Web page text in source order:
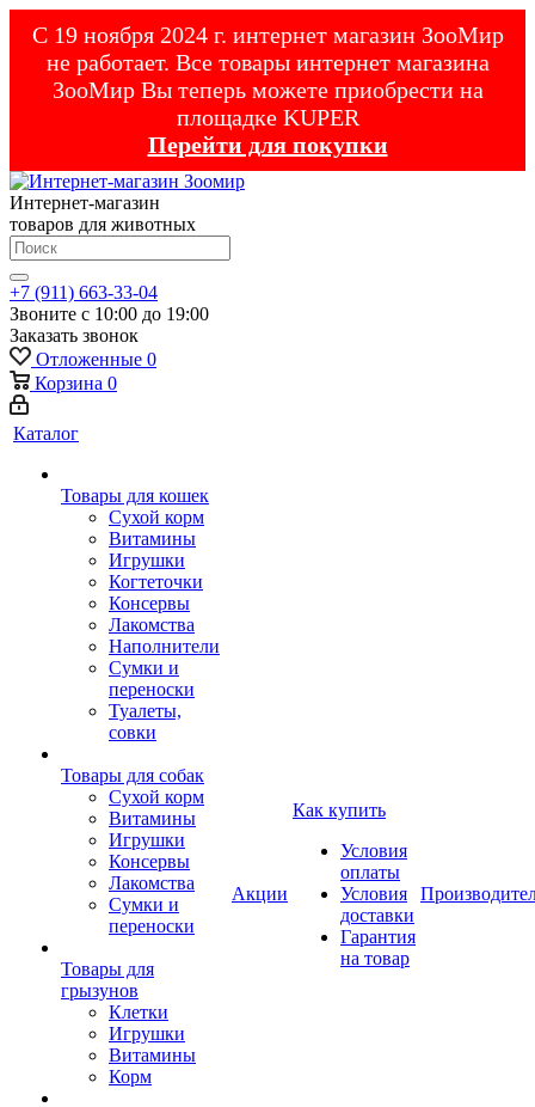
С 19 ноября 2024 г. интернет магазин ЗооМир
не работает. Все товары интернет магазина
ЗооМир Вы теперь можете приобрести на
площадке KUPER
Перейти для покупки
Интернет-магазин
товаров для животных
+7 (911) 663-33-04
Звоните с 10:00 до 19:00
Заказать звонок
Отложенные 0
Корзина 0
Каталог
Товары для кошек
Cухой корм
Витамины
Игрушки
Когтеточки
Консервы
Лакомства
Наполнители
Сумки и
переноски
Туалеты,
совки
Товары для собак
Cухой корм
Витамины
Игрушки
Консервы
Лакомства
Сумки и
переноски
Товары для
грызунов
Клетки
Игрушки
Витамины
Корм
Акции
Как купить
Условия
оплаты
Условия
доставки
Гарантия
на товар